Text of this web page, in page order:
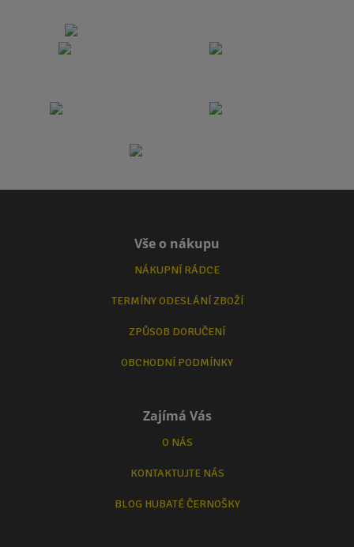
Vše o nákupu
NÁKUPNÍ RÁDCE
TERMÍNY ODESLÁNÍ ZBOŽÍ
ZPŮSOB DORUČENÍ
OBCHODNÍ PODMÍNKY
Zajímá Vás
O NÁS
KONTAKTUJTE NÁS
BLOG HUBATÉ ČERNOŠKY